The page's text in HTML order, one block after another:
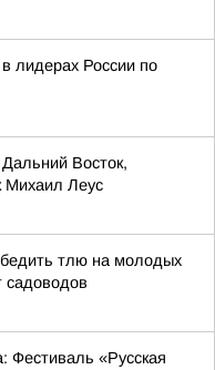
лидерах России по
Восток,
Михаил Леус
тлю на молодых
садоводов
Фестиваль «Русская